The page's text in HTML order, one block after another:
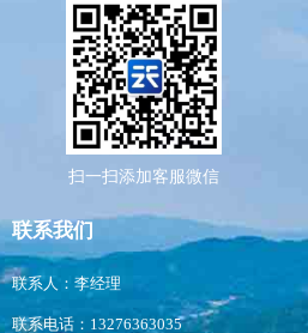
扫一扫添加客服微信
联系我们
联系人：李经理
联系电话：13276363035